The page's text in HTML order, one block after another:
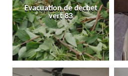
Evacuation de dechet
vert 83